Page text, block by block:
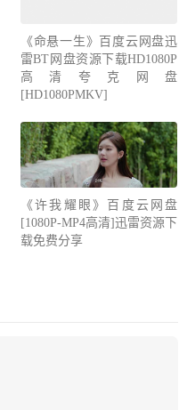
《命悬一生》百度云网盘迅
雷BT网盘资源下载HD1080P
高清夸克网盘
[HD1080PMKV]
《许我耀眼》百度云网盘
[1080P-MP4高清]迅雷资源下
载免费分享